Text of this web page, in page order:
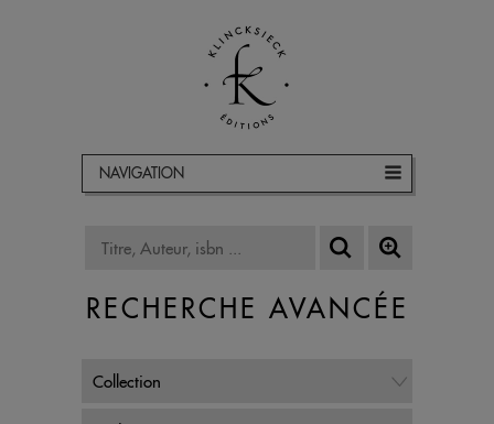
NAVIGATION
RECHERCHE AVANCÉE